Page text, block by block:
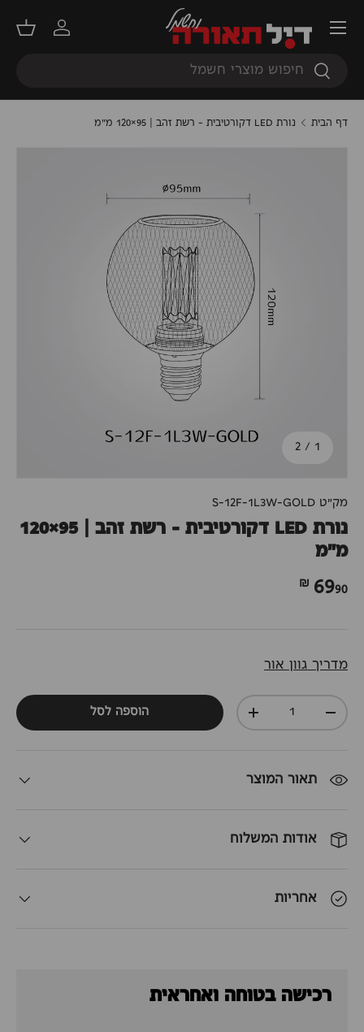
דילוג
חיפוש
חיפוש
התחברות
סל
תפריט
דף הבית נורת LED דקורטיבית – רשת זהב | 95×120 מ"מ
1
/ מתוך
2
מק"ט S-12F-1L3W-GOLD
נורת LED דקורטיבית – רשת זהב | 95×120
מ"מ
6990 ₪
מדריך גוון אור
כמות
-
+ הוספה לסל
תאור המוצר
אודות המשלוח
אחריות
רכישה בטוחה ואחראית